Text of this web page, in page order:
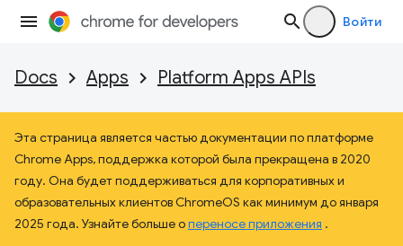
Войти
Docs Apps Platform Apps APIs
Эта страница является частью документации по платформе
Chrome Apps, поддержка которой была прекращена в 2020
году. Она будет поддерживаться для корпоративных и
образовательных клиентов ChromeOS как минимум до января
2025 года. Узнайте больше опереносе приложения .